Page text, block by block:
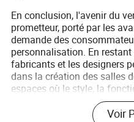
En conclusion, l'avenir du
prometteur, porté par les
demande des
personnalisation. En
fabricants et les designers
dans la création des salles
espaces où le style, la
écologique coexistent
Voir